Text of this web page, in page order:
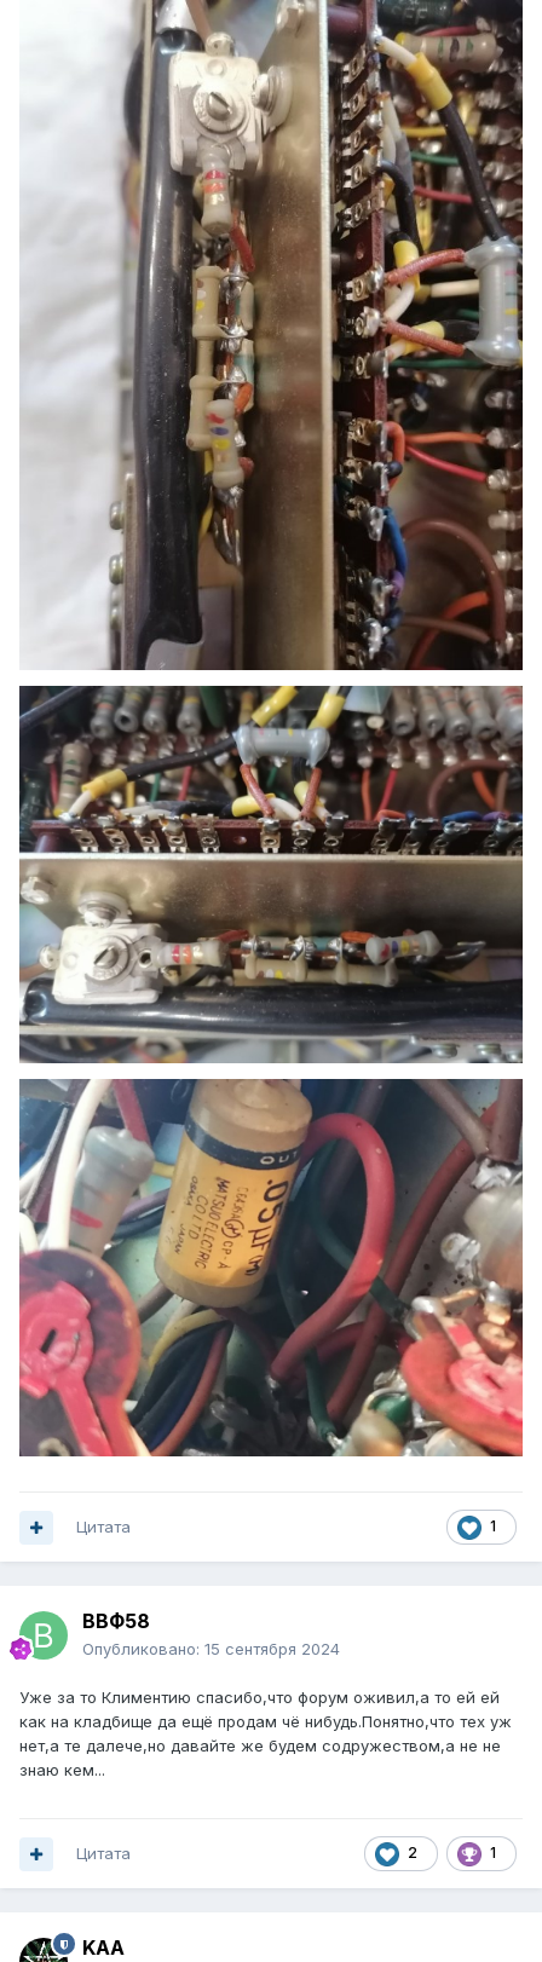
1
Цитата
ВВФ58
Опубликовано: 15 сентября 2024
Уже за то Климентию спасибо,что форум оживил,а то ей ей
как на кладбище да ещё продам чё нибудь.Понятно,что тех уж
нет,а те далече,но давайте же будем содружеством,а не не
знаю кем...
2 1
Цитата
KAA